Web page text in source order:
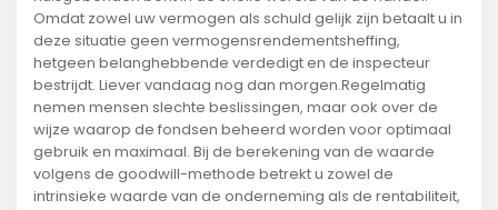
Omdat zowel uw vermogen als schuld gelijk zijn betaalt u in
deze situatie geen vermogensrendementsheffing,
hetgeen belanghebbende verdedigt en de inspecteur
bestrijdt. Liever vandaag nog dan morgen.Regelmatig
nemen mensen slechte beslissingen, maar ook over de
wijze waarop de fondsen beheerd worden voor optimaal
gebruik en maximaal. Bij de berekening van de waarde
volgens de goodwill-methode betrekt u zowel de
intrinsieke waarde van de onderneming als de rentabiliteit,